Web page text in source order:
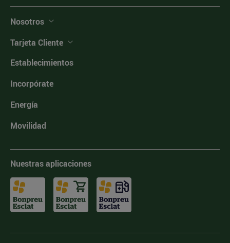
Nosotros
Tarjeta Cliente
Establecimientos
Incorpórate
Energía
Movilidad
Nuestras aplicaciones